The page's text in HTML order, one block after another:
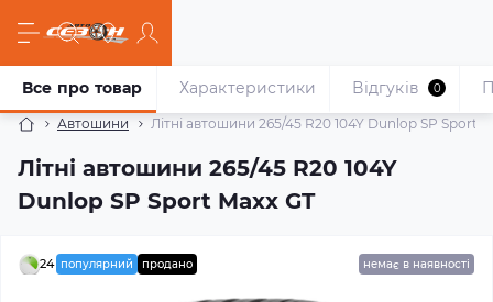
Автошини Літні автошини 265/45 R20 104Y Dunlop SP Sport
Літні автошини 265/45 R20 104Y
Dunlop SP Sport Maxx GT
Все про товар Характеристики Відгуків 0
24 популярний продано немає в наявності